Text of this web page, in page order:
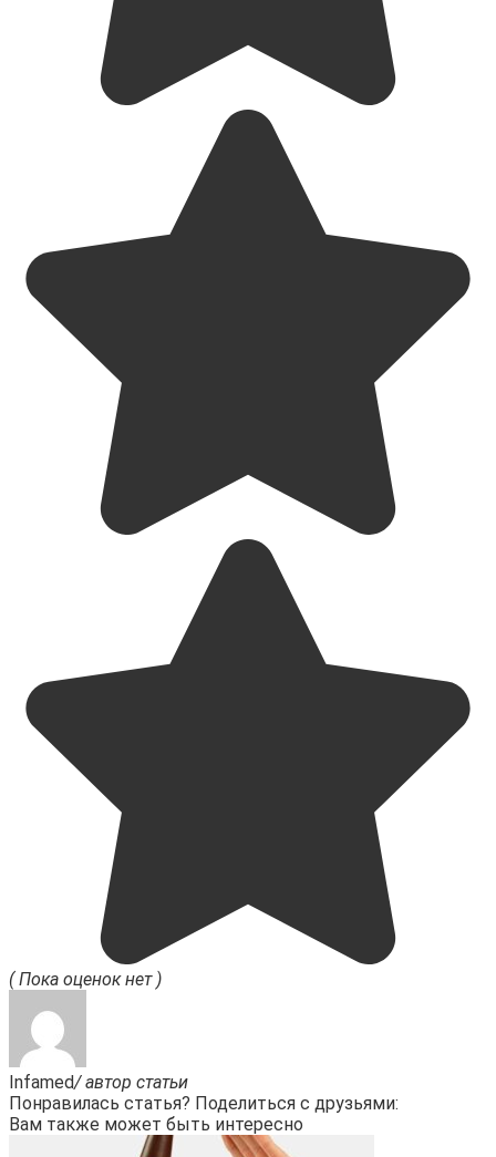
( Пока оценок нет )
Infamed/ автор статьи
Понравилась статья? Поделиться с друзьями:
Вам также может быть интересно